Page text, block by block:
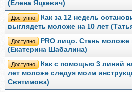
(Елена Яцкевич)
Доступно
Как за 12 недель
выглядеть моложе на 10 лет
Доступно
PRO лицо. Стань моложе
(Екатерина Шабалина)
Доступно
Как с помощью 3 линий
лет моложе следуя моим
Святимова)